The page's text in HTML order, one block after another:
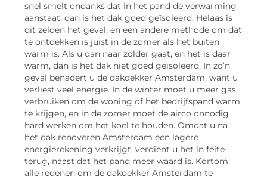
snel smelt ondanks dat in het pand de verwarming
aanstaat, dan is het dak goed geïsoleerd. Helaas is
dit zelden het geval, en een andere methode om dat
te ontdekken is juist in de zomer als het buiten
warm is. Als u dan naar zolder gaat, en het is daar
warm, dan is het dak niet goed geïsoleerd. In zo’n
geval benadert u de dakdekker Amsterdam, want u
verliest veel energie. In de winter moet u meer gas
verbruiken om de woning of het bedrijfspand warm
te krijgen, en in de zomer moet de airco onnodig
hard werken om het koel te houden. Omdat u na
het dak renoveren Amsterdam een lagere
energierekening verkrijgt, verdient u het in feite
terug, naast dat het pand meer waard is. Kortom
alle redenen om de dakdekker Amsterdam te